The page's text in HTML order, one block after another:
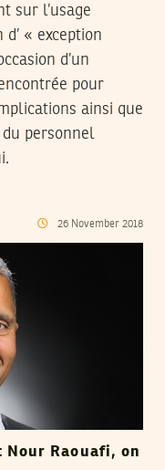
sur l’usage
« exception
d’un
pour
ainsi que
personnel
26 November 2018
Raouafi, on